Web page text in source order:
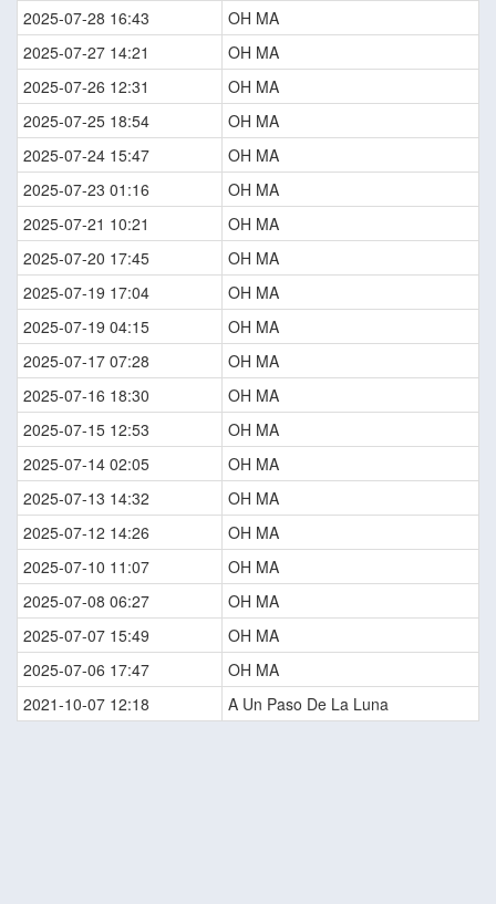
2025-07-28 16:43
OH MA
2025-07-27 14:21
OH MA
2025-07-26 12:31
OH MA
2025-07-25 18:54
OH MA
2025-07-24 15:47
OH MA
2025-07-23 01:16
OH MA
2025-07-21 10:21
OH MA
2025-07-20 17:45
OH MA
2025-07-19 17:04
OH MA
2025-07-19 04:15
OH MA
2025-07-17 07:28
OH MA
2025-07-16 18:30
OH MA
2025-07-15 12:53
OH MA
2025-07-14 02:05
OH MA
2025-07-13 14:32
OH MA
2025-07-12 14:26
OH MA
2025-07-10 11:07
OH MA
2025-07-08 06:27
OH MA
2025-07-07 15:49
OH MA
2025-07-06 17:47
OH MA
2021-10-07 12:18
A Un Paso De La Luna